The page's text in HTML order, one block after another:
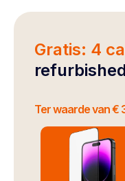
Gratis: 4
Ter waarde van €